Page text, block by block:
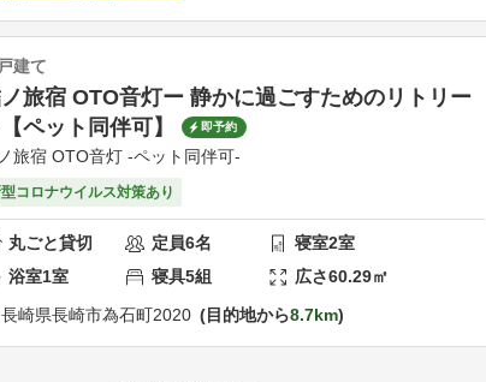
建て
旅宿 OTO音灯ー 静かに過ごすためのリトリー
【ペット同伴可】
即予約
旅宿 OTO音灯 -ペット同伴可-
コロナウイルス対策あり
丸ごと貸切 定員6名 寝室2室
浴室1室 寝具5組 広さ60.29㎡
長崎県長崎市為石町2020 目的地から8.7km